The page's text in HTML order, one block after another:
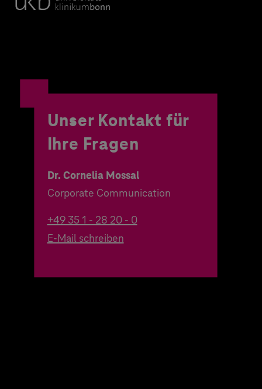
Unser Kontakt für
Ihre Fragen
Dr. Cornelia Mossal
Corporate Communication
+49 35 1 - 28 20 - 0
E-Mail schreiben